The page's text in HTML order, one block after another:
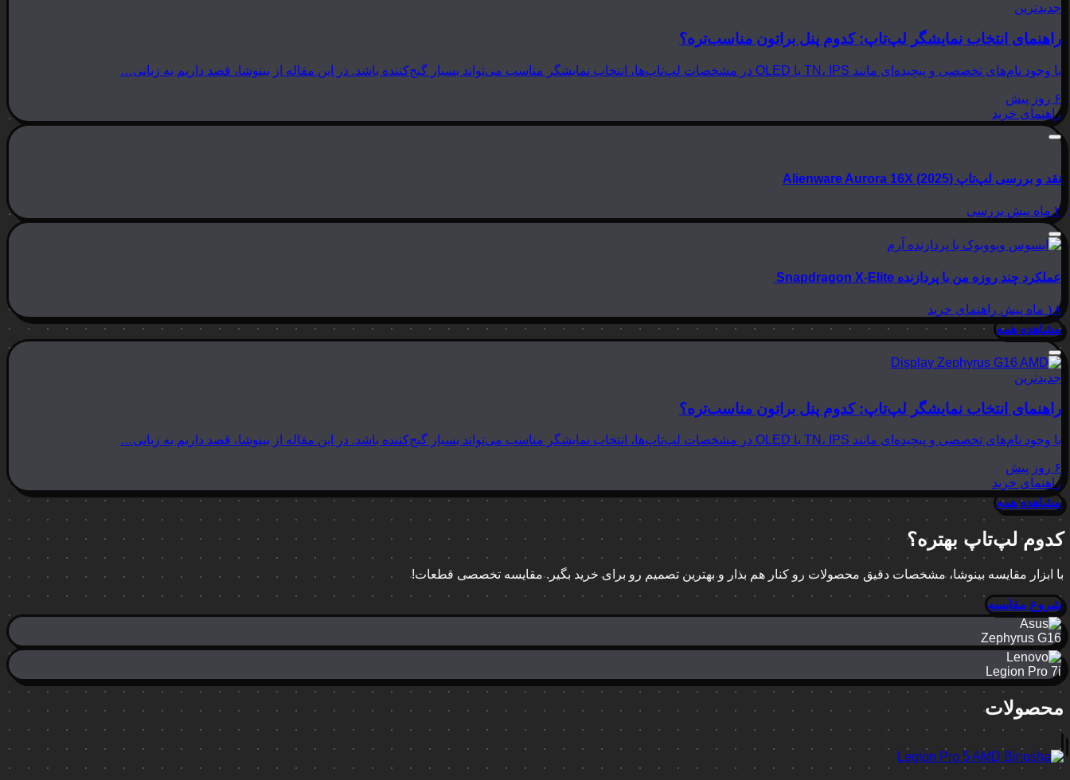
جدیدترین
راهنمای انتخاب نمایشگر لپ‌تاپ: کدوم پنل براتون مناسب‌تره؟
با وجود نام‌های تخصصی و پیچیده‌ای مانند TN، IPS یا OLED در مشخصات لپ‌تاپ‌ها، انتخاب نمایشگر مناسب می‌تواند بسیار گیج‌کننده باشد. در این مقاله از بینوشا، قصد داریم به زبانی…
۶ روز پیش
راهنمای خرید
نقد و بررسی لپ‌تاپ Alienware Aurora 16X (2025)
۲ ماه پیش بررسی
عملکرد چند روزه من با پردازنده Snapdragon X-Elite
۱۸ ماه پیش
راهنمای خرید
مشاهده همه
جدیدترین
راهنمای انتخاب نمایشگر لپ‌تاپ: کدوم پنل براتون مناسب‌تره؟
با وجود نام‌های تخصصی و پیچیده‌ای مانند TN، IPS یا OLED در مشخصات لپ‌تاپ‌ها، انتخاب نمایشگر مناسب می‌تواند بسیار گیج‌کننده باشد. در این مقاله از بینوشا، قصد داریم به زبانی…
۶ روز پیش
راهنمای خرید
مشاهده همه
کدوم لپ‌تاپ بهتره؟
با ابزار مقایسه بینوشا، مشخصات دقیق محصولات رو کنار هم بذار و بهترین تصمیم رو برای خرید بگیر. مقایسه تخصصی قطعات!
شروع مقایسه
Zephyrus G16
Legion Pro 7i
محصولات